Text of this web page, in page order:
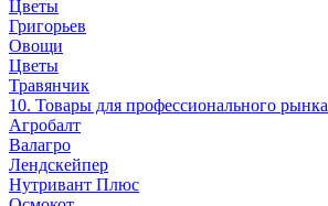
Цветы
Григорьев
Овощи
Цветы
Травянчик
10. Товары для профессионального рынка
Агробалт
Валагро
Лендскейпер
Нутривант Плюс